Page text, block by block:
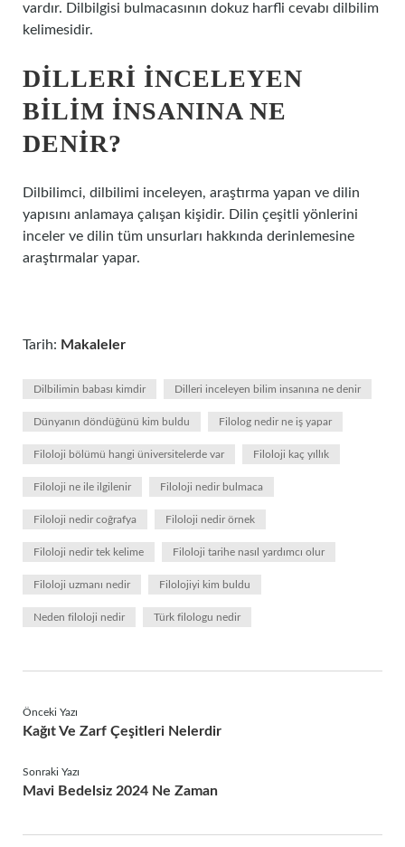
vardır. Dilbilgisi bulmacasının dokuz harfli cevabı dilbilim
kelimesidir.
DILLERI INCELEYEN
BILIM INSANINA NE
DENIR?
Dilbilimci, dilbilimi inceleyen, araştırma yapan ve dilin
yapısını anlamaya çalışan kişidir. Dilin çeşitli yönlerini
inceler ve dilin tüm unsurları hakkında derinlemesine
araştırmalar yapar.
Tarih: Makaleler
Dilbilimin babası kimdir Dilleri inceleyen bilim insanına ne denir
Dünyanın döndüğünü kim buldu Filolog nedir ne iş yapar
Filoloji bölümü hangi üniversitelerde var Filoloji kaç yıllık
Filoloji ne ile ilgilenir Filoloji nedir bulmaca
Filoloji nedir coğrafya Filoloji nedir örnek
Filoloji nedir tek kelime Filoloji tarihe nasıl yardımcı olur
Filoloji uzmanı nedir Filolojiyi kim buldu
Neden filoloji nedir Türk filologu nedir
Önceki Yazı
Kağıt Ve Zarf Çeşitleri Nelerdir
Sonraki Yazı
Mavi Bedelsiz 2024 Ne Zaman